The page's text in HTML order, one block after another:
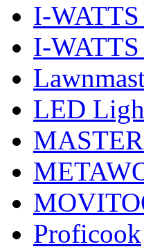
I-
I-WATTS
LED
Proficook